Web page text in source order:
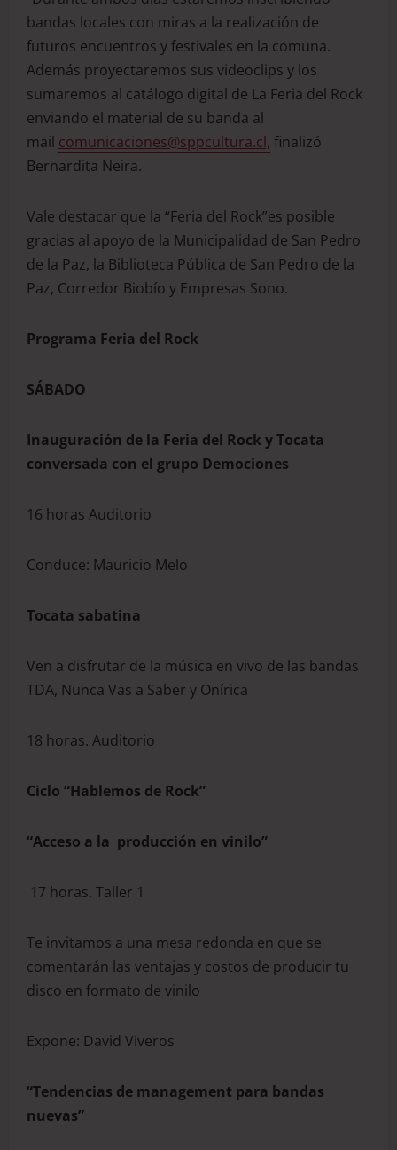
bandas locales con miras a la realización de
futuros encuentros y festivales en la comuna.
Además proyectaremos sus videoclips y los
sumaremos al catálogo digital de La Feria del Rock
enviando el material de su banda al
mail comunicaciones@sppcultura.cl, finalizó
Bernardita Neira.
Vale destacar que la “Feria del Rock”es posible
gracias al apoyo de la Municipalidad de San Pedro
de la Paz, la Biblioteca Pública de San Pedro de la
Paz, Corredor Biobío y Empresas Sono.
Programa Feria del Rock
SÁBADO
Inauguración de la Feria del Rock y Tocata
conversada con el grupo Demociones
16 horas Auditorio
Conduce: Mauricio Melo
Tocata sabatina
Ven a disfrutar de la música en vivo de las bandas
TDA, Nunca Vas a Saber y Onírica
18 horas. Auditorio
Ciclo “Hablemos de Rock”
“Acceso a la producción en vinilo”
17 horas. Taller 1
Te invitamos a una mesa redonda en que se
comentarán las ventajas y costos de producir tu
disco en formato de vinilo
Expone: David Viveros
“Tendencias de management para bandas
nuevas”